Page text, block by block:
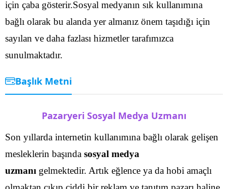
için çaba gösterir.Sosyal medyanın sık kullanımına
bağlı olarak bu alanda yer almanız önem taşıdığı için
sayılan ve daha fazlası hizmetler tarafımızca
sunulmaktadır.
Başlık Metni
Pazaryeri Sosyal Medya Uzmanı
Son yıllarda internetin kullanımına bağlı olarak gelişen
mesleklerin başında sosyal medya
uzmanı gelmektedir. Artık eğlence ya da hobi amaçlı